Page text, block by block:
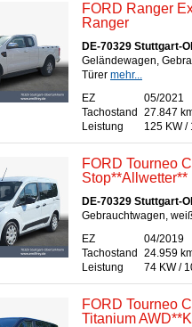
FORD Ranger
Ranger
DE-70329 Stuttgart-
Geländewagen,
Türer mehr...
EZ
05/2021
Tachostand
27.847
Leistung
125 KW /
FORD Tourneo
Stop**Allwetter**
DE-70329 Stuttgart-
Gebrauchtwagen,
EZ
04/2019
Tachostand
24.959
Leistung
74 KW /
FORD Tourneo
Titanium